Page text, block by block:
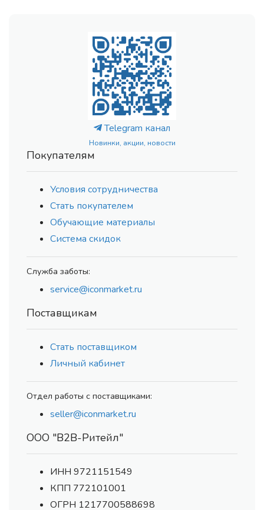
Telegram канал
Новинки, акции, новости
Покупателям
Условия сотрудничества
Стать покупателем
Обучающие материалы
Система скидок
Служба заботы:
service@iconmarket.ru
Поставщикам
Стать поставщиком
Личный кабинет
Отдел работы с поставщиками:
seller@iconmarket.ru
ООО "В2В-Ритейл"
ИНН 9721151549
КПП 772101001
ОГРН 1217700588698